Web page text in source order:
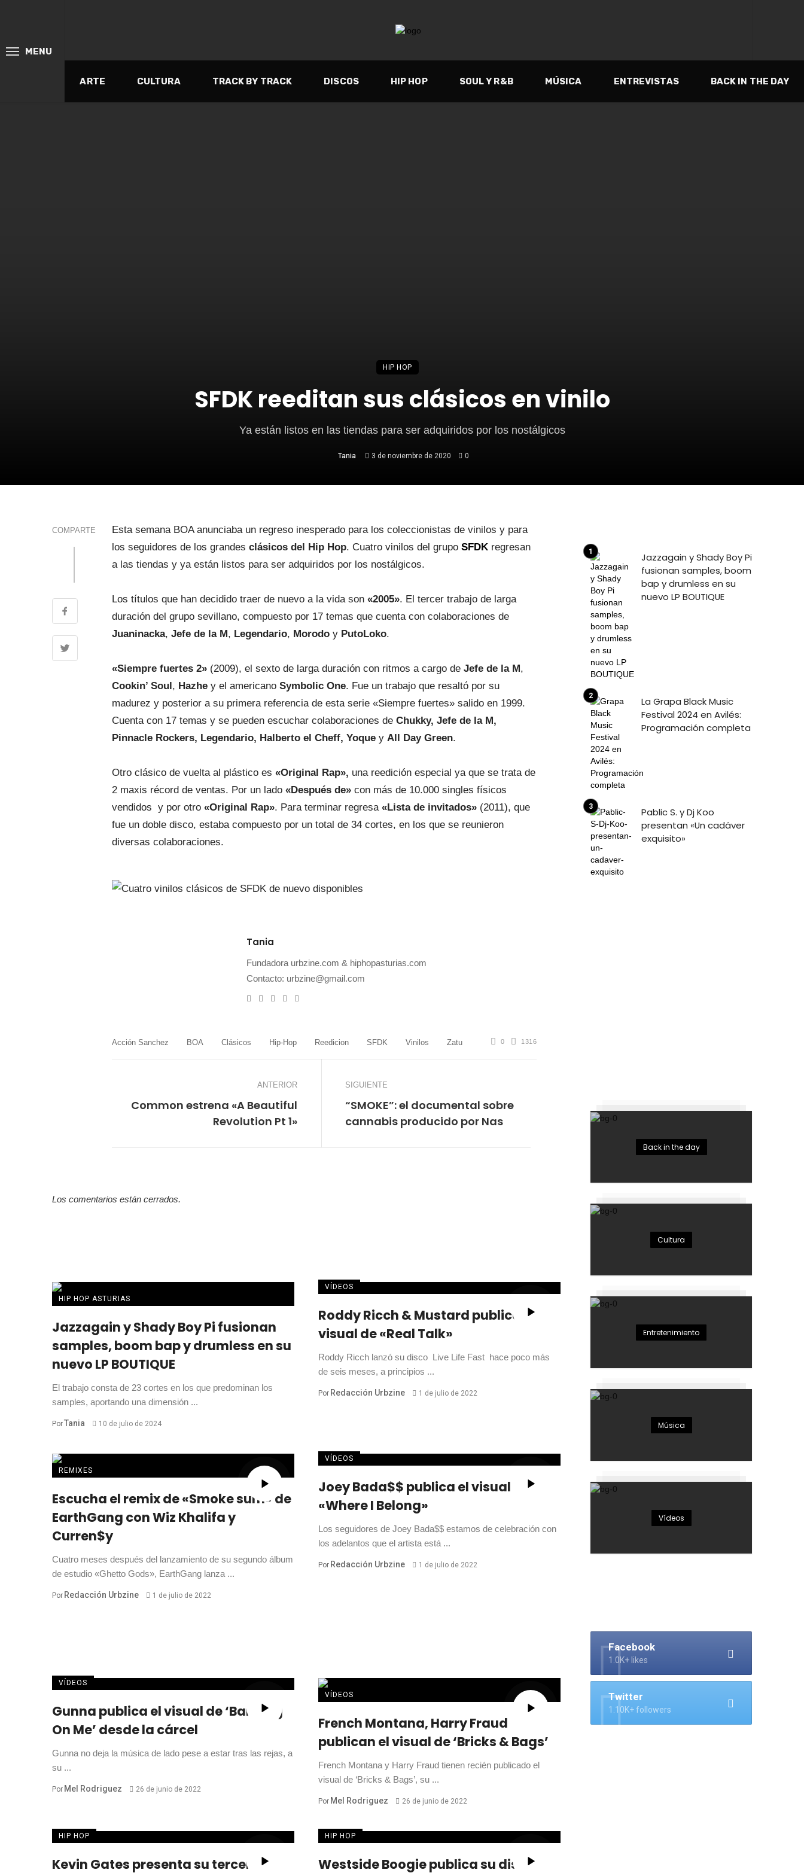
MENU
ARTE CULTURA TRACK BY TRACK DISCOS HIP HOP SOUL Y R&B MÚSICA ENTREVISTAS BACK IN THE DAY
HIP HOP
SFDK reeditan sus clásicos en vinilo
Ya están listos en las tiendas para ser adquiridos por los nostálgicos
Tania 3 de noviembre de 2020 0
COMPARTE
Esta semana BOA anunciaba un regreso inesperado para los coleccionistas de vinilos y para
los seguidores de los grandes clásicos del Hip Hop. Cuatro vinilos del grupo SFDK regresan
a las tiendas y ya están listos para ser adquiridos por los nostálgicos.
Los títulos que han decidido traer de nuevo a la vida son «2005». El tercer trabajo de larga
duración del grupo sevillano, compuesto por 17 temas que cuenta con colaboraciones de
Juaninacka, Jefe de la M , Legendario, Morodo y PutoLoko.
«Siempre fuertes 2» (2009), el sexto de larga duración con ritmos a cargo de Jefe de la M,
Cookin’ Soul, Hazhe y el americano Symbolic One. Fue un trabajo que resaltó por su
madurez y posterior a su primera referencia de esta serie «Siempre fuertes» salido en 1999.
Cuenta con 17 temas y se pueden escuchar colaboraciones de Chukky, Jefe de la M,
Pinnacle Rockers, Legendario, Halberto el Cheff, Yoque y All Day Green.
Otro clásico de vuelta al plástico es «Original Rap», una reedición especial ya que se trata de
2 maxis récord de ventas. Por un lado «Después de» con más de 10.000 singles físicos
vendidos y por otro «Original Rap». Para terminar regresa «Lista de invitados» (2011), que
fue un doble disco, estaba compuesto por un total de 34 cortes, en los que se reunieron
diversas colaboraciones.
Tania
Fundadora urbzine.com & hiphopasturias.com
Contacto: urbzine@gmail.com
WebsiteTwitterFacebook
Acción Sanchez BOA Clásicos Hip-Hop Reedicion SFDK Vinilos Zatu 0 1316
ANTERIOR
Common estrena «A Beautiful
Revolution Pt 1»
SIGUIENTE
“SMOKE”: el documental sobre
cannabis producido por Nas
Los comentarios están cerrados.
HIP HOP ASTURIAS
Jazzagain y Shady Boy Pi fusionan
samples, boom bap y drumless en su
nuevo LP BOUTIQUE
El trabajo consta de 23 cortes en los que predominan los
samples, aportando una dimensión ...
PorTania 10 de julio de 2024
VÍDEOS
Roddy Ricch & Mustard publican el
visual de «Real Talk»
Roddy Ricch lanzó su disco Live Life Fast hace poco más
de seis meses, a principios ...
Por Redacción Urbzine 1 de julio de 2022
REMIXES
Escucha el remix de «Smoke sum» de
EarthGang con Wiz Khalifa y
Curren$y
Cuatro meses después del lanzamiento de su segundo álbum
de estudio «Ghetto Gods», EarthGang lanza ...
Por Redacción Urbzine 1 de julio de 2022
VÍDEOS
Joey Bada$$ publica el visual de
«Where I Belong»
Los seguidores de Joey Bada$$ estamos de celebración con
los adelantos que el artista está ...
Por Redacción Urbzine 1 de julio de 2022
VÍDEOS
Gunna publica el visual de ‘Banking
On Me’ desde la cárcel
Gunna no deja la música de lado pese a estar tras las rejas, a
su ...
Por Mel Rodriguez 26 de junio de 2022
VÍDEOS
French Montana, Harry Fraud
publican el visual de ‘Bricks & Bags’
French Montana y Harry Fraud tienen recién publicado el
visual de ‘Bricks & Bags’, su ...
Por Mel Rodriguez 26 de junio de 2022
HIP HOP
Kevin Gates presenta su tercer
HIP HOP
Westside Boogie publica su disco
Jazzagain y Shady Boy Pi
fusionan samples, boom
bap y drumless en su
nuevo LP BOUTIQUE
La Grapa Black Music
Festival 2024 en Avilés:
Programación completa
Pablic S. y Dj Koo
presentan «Un cadáver
exquisito»
Back in the day
Cultura
Entretenimiento
Música
Vídeos
Facebook
1.0K+ likes
Twitter
1.10K+ followers